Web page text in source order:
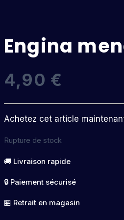
Engina
4,90 €
Achetez cet article
Rupture de stock
🚚 Livraison rapide
🔒 Paiement sécurisé
🏪 Retrait en magasin